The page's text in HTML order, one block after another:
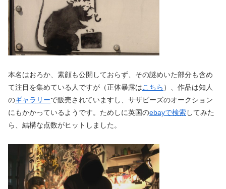
本名はおろか、素顔も公開しておらず、その謎めいた部分も含め
て注目を集めている人ですが（正体暴露はこちら ）、作品は知人
のギャラリーで販売されていますし、サザビーズのオークション
にもかかっているようです。ためしに英国のebayで検索してみた
ら、結構な点数がヒットしました。